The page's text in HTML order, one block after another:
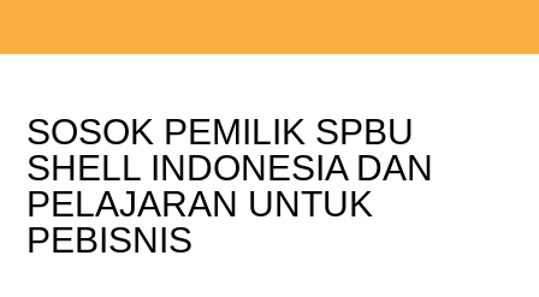
SOSOK PEMILIK SPBU
SHELL INDONESIA DAN
PELAJARAN UNTUK
PEBISNIS